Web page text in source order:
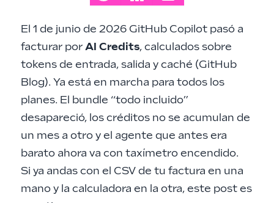
El 1 de junio de 2026 GitHub Copilot pasó a
facturar por AI Credits, calculados sobre
tokens de entrada, salida y caché (GitHub
Blog). Ya está en marcha para todos los
planes. El bundle “todo incluido”
desapareció, los créditos no se acumulan de
un mes a otro y el agente que antes era
barato ahora va con taxímetro encendido.
Si ya andas con el CSV de tu factura en una
mano y la calculadora en la otra, este post es